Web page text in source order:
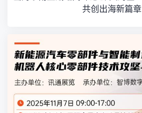
共创出海新篇章